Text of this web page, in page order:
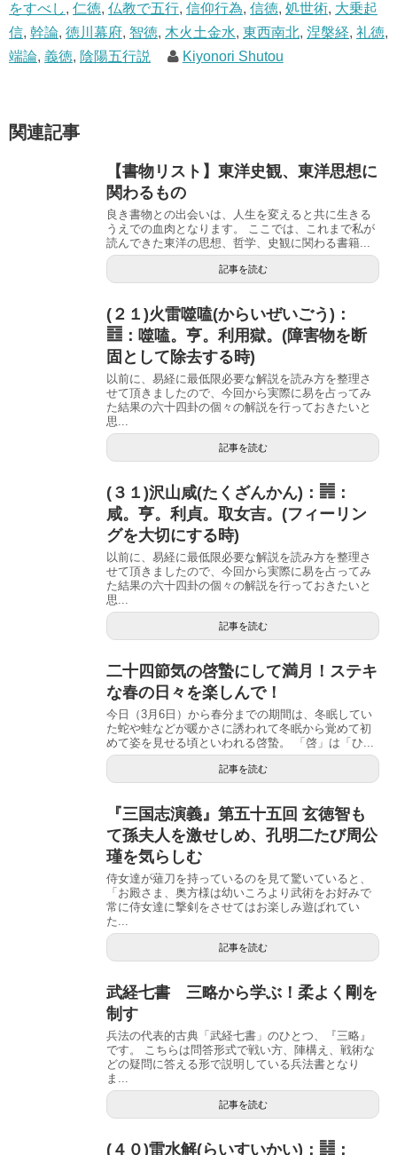
をすべし, 仁徳, 仏教で五行, 信仰行為, 信徳, 処世術, 大乗起
信, 幹論, 徳川幕府, 智徳, 木火土金水, 東西南北, 涅槃経, 礼徳,
端論, 義徳, 陰陽五行説 Kiyonori Shutou
関連記事
【書物リスト】東洋史観、東洋思想に
関わるもの
良き書物との出会いは、人生を変えると共に生きる
うえでの血肉となります。 ここでは、これまで私が
読んできた東洋の思想、哲学、史観に関わる書籍...
記事を読む
(２１)火雷噬嗑(からいぜいごう)：
䷔：噬嗑。亨。利用獄。(障害物を断
固として除去する時)
以前に、易経に最低限必要な解説を読み方を整理さ
せて頂きましたので、今回から実際に易を占ってみ
た結果の六十四卦の個々の解説を行っておきたいと
思...
記事を読む
(３１)沢山咸(たくざんかん)：䷞：
咸。亨。利貞。取女吉。(フィーリン
グを大切にする時)
以前に、易経に最低限必要な解説を読み方を整理さ
せて頂きましたので、今回から実際に易を占ってみ
た結果の六十四卦の個々の解説を行っておきたいと
思...
記事を読む
二十四節気の啓蟄にして満月！ステキ
な春の日々を楽しんで！
今日（3月6日）から春分までの期間は、冬眠してい
た蛇や蛙などが暖かさに誘われて冬眠から覚めて初
めて姿を見せる頃といわれる啓蟄。 「啓」は「ひ...
記事を読む
『三国志演義』第五十五回 玄徳智も
て孫夫人を激せしめ、孔明二たび周公
瑾を気らしむ
侍女達が薙刀を持っているのを見て驚いていると、
「お殿さま、奥方様は幼いころより武術をお好みで
常に侍女達に撃剣をさせてはお楽しみ遊ばれてい
た...
記事を読む
武経七書 三略から学ぶ！柔よく剛を
制す
兵法の代表的古典「武経七書」のひとつ、『三略』
です。 こちらは問答形式で戦い方、陣構え、戦術な
どの疑問に答える形で説明している兵法書となり
ま...
記事を読む
(４０)雷水解(らいすいかい)：䷧：